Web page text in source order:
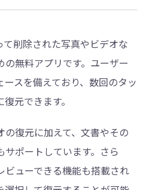
て削除された写真やビデオな
無料アプリです。ユーザー
スを備えており、数回のタッ
元できます。
の復元に加えて、文書やその
ポートしています。さら
ビューできる機能も搭載され